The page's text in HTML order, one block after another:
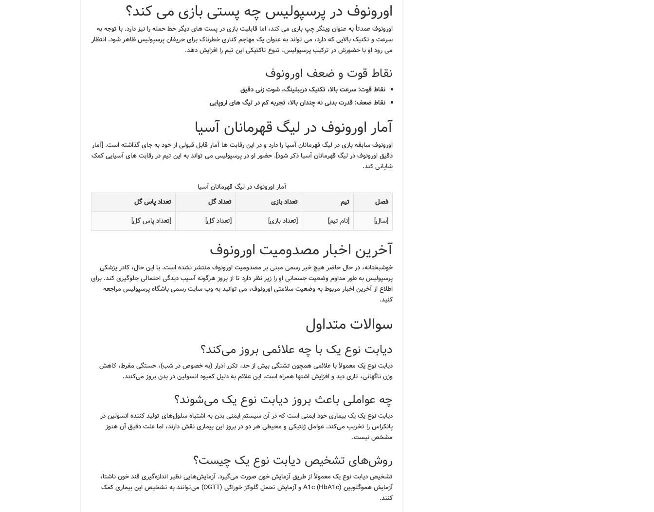
اورونوف در پرسپولیس چه پستی بازی می کند؟
اورونوف عمدتاً به عنوان وینگر چپ بازی می کند، اما قابلیت بازی در پست های دیگر خط حمله را نیز دارد. با توجه به
سرعت و تکنیک بالایی که دارد، می تواند به عنوان یک مهاجم کناری خطرناک برای حریفان پرسپولیس ظاهر شود. انتظار
می رود او با حضورش در ترکیب پرسپولیس، تنوع تاکتیکی این تیم را افزایش دهد.
نقاط قوت و ضعف اورونوف
نقاط قوت: سرعت بالا، تکنیک دریبلینگ، شوت زنی دقیق
نقاط ضعف: قدرت بدنی نه چندان بالا، تجربه کم در لیگ های اروپایی
آمار اورونوف در لیگ قهرمانان آسیا
اورونوف سابقه بازی در لیگ قهرمانان آسیا را دارد و در این رقابت ها آمار قابل قبولی از خود به جای گذاشته است. [آمار
دقیق اورونوف در لیگ قهرمانان آسیا ذکر شود]. حضور او در پرسپولیس می تواند به این تیم در رقابت های آسیایی کمک
شایانی کند.
آمار اورونوف در لیگ قهرمانان آسیا
فصل
تیم تعداد بازی تعداد گل
تعداد پاس گل
[سال]
[نام تیم] [تعداد بازی] [تعداد گل] [تعداد پاس گل]
آخرین اخبار مصدومیت اورونوف
خوشبختانه، در حال حاضر هیچ خبر رسمی مبنی بر مصدومیت اورونوف منتشر نشده است. با این حال، کادر پزشکی
پرسپولیس به طور مداوم وضعیت جسمانی او را زیر نظر دارد تا از بروز هرگونه آسیب دیدگی احتمالی جلوگیری کند. برای
اطلاع از آخرین اخبار مربوط به وضعیت سلامتی اورونوف، می توانید به وب سایت رسمی باشگاه پرسپولیس مراجعه
کنید.
سوالات متداول
دیابت نوع یک با چه علائمی بروز می‌کند؟
دیابت نوع یک معمولاً با علائمی همچون تشنگی بیش از حد، تکرر ادرار (به خصوص در شب)، خستگی مفرط، کاهش
وزن ناگهانی، تاری دید و افزایش اشتها همراه است. این علائم به دلیل کمبود انسولین در بدن بروز می‌کنند.
چه عواملی باعث بروز دیابت نوع یک می‌شوند؟
دیابت نوع یک یک بیماری خود ایمنی است که در آن سیستم ایمنی بدن به اشتباه سلول‌های تولید کننده انسولین در
پانکراس را تخریب می‌کند. عوامل ژنتیکی و محیطی هر دو در بروز این بیماری نقش دارند، اما علت دقیق آن هنوز
مشخص نیست.
روش‌های تشخیص دیابت نوع یک چیست؟
تشخیص دیابت نوع یک معمولاً از طریق آزمایش خون صورت می‌گیرد. آزمایش‌هایی نظیر اندازه‌گیری قند خون ناشتا،
آزمایش هموگلوبین A1c (HbA1c) و آزمایش تحمل گلوکز خوراکی (OGTT) می‌توانند به تشخیص این بیماری کمک
کنند.